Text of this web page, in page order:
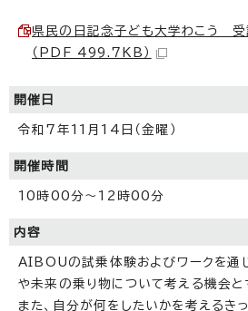
県民の日記念子ども大学わこう
（PDF 499.7KB）
開催日
令和7年11月14日（金曜）
開催時間
10時00分～12時00分
内容
AIBOUの試乗体験およびワークを通
や未来の乗り物について考える機会と
また、自分が何をしたいかを考えるき